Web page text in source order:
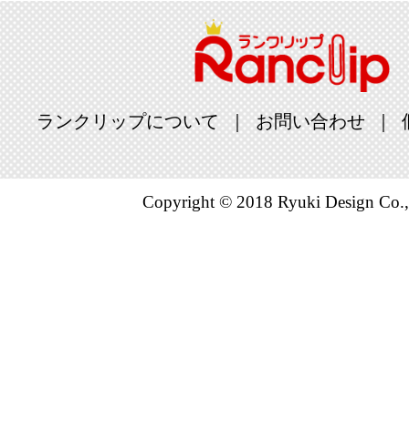
ランクリップについて お問い合わせ
Copyright © 2018 Ryuki Design